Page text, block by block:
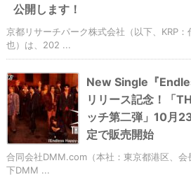
公開します！
京都リサーチパーク株式会社（以下、KRP
也）は、202 ...
New Single『
リリース記念！「
ッチ第二弾」10月
定で販売開始
合同会社DMM.com（本社：東京都港区、
下DMM ...